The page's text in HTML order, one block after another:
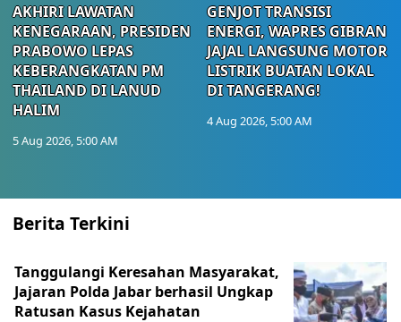
AKHIRI LAWATAN
KENEGARAAN, PRESIDEN
PRABOWO LEPAS
KEBERANGKATAN PM
THAILAND DI LANUD
HALIM
5 Aug 2026, 5:00 AM
GENJOT TRANSISI
ENERGI, WAPRES GIBRAN
JAJAL LANGSUNG MOTOR
LISTRIK BUATAN LOKAL
DI TANGERANG!
4 Aug 2026, 5:00 AM
Berita Terkini
Tanggulangi Keresahan Masyarakat,
Jajaran Polda Jabar berhasil Ungkap
Ratusan Kasus Kejahatan